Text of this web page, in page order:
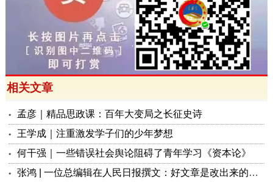
相关文章
孟彦｜精品思政课：百年大变局之长征史诗
王学成｜注重激发学子们的少年梦想
何干强｜一些错误社会舆论阻碍了青年学习《资本论》
张鸿 | 一位总编辑在人民日报撰文：好文章是改出来的，但首先得写出来